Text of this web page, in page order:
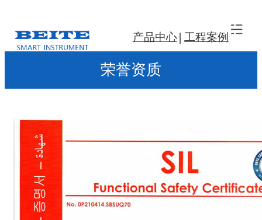
产品中心 工程案例
荣誉资质